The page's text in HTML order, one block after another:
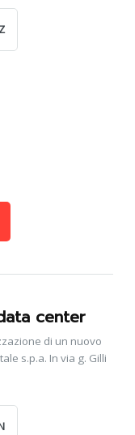
center
di un nuovo
s.p.a. In via g. Gilli